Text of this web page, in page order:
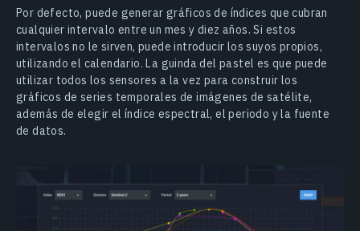
Por defecto, puede generar gráficos de índices que cubran
cualquier intervalo entre un mes y diez años. Si estos
intervalos no le sirven, puede introducir los suyos propios,
utilizando el calendario. La guinda del pastel es que puede
utilizar todos los sensores a la vez para construir los
gráficos de series temporales de imágenes de satélite,
además de elegir el índice espectral, el periodo y la fuente
de datos.